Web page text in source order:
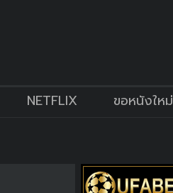
NETFLIX ขอหนังใหม่